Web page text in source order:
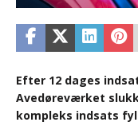
Efter 12 dages
Avedøreværket
kompleks indsats